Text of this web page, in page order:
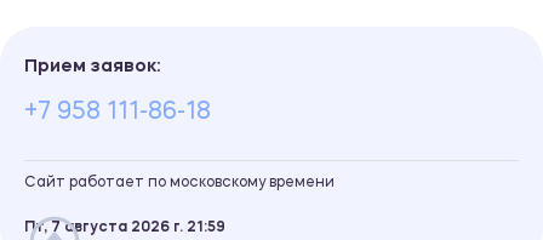
Прием заявок:
+7 958 111-86-18
Сайт работает по московскому времени
Пт, 7 августа 2026 г. 21 :59